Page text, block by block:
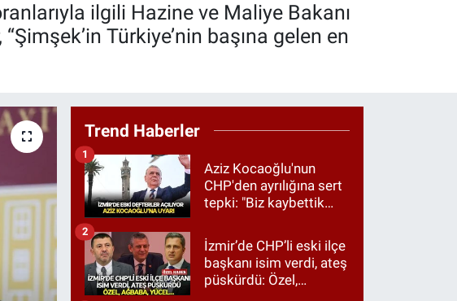
ilgili Hazine ve Maliye Bakanı
Türkiye’nin başına gelen en
Trend Haberler
Aziz Kocaoğlu'nun
CHP'den ayrılığına sert
tepki: "Biz kaybettik
etmedik"
1
İzmir’de CHP’li eski ilçe
başkanı isim verdi, ateş
püskürdü: Özel,
2